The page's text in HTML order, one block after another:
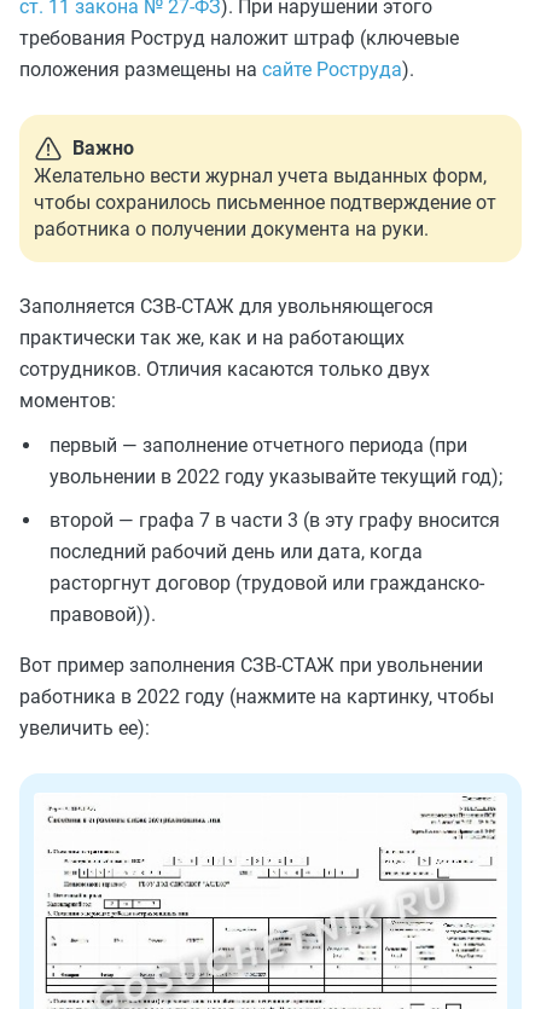
ст. 11 закона № 27-ФЗ). При нарушении этого
требования Роструд наложит штраф (ключевые
положения размещены на сайте Роструда).
Важно
Желательно вести журнал учета выданных форм,
чтобы сохранилось письменное подтверждение от
работника о получении документа на руки.
Заполняется СЗВ-СТАЖ для увольняющегося
практически так же, как и на работающих
сотрудников. Отличия касаются только двух
моментов:
первый — заполнение отчетного периода (при
увольнении в 2022 году указывайте текущий год);
второй — графа 7 в части 3 (в эту графу вносится
последний рабочий день или дата, когда
расторгнут договор (трудовой или гражданско-
правовой)).
Вот пример заполнения СЗВ-СТАЖ при увольнении
работника в 2022 году (нажмите на картинку, чтобы
увеличить ее):